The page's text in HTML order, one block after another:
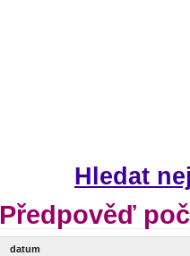
Hledat
Předpověď
datum